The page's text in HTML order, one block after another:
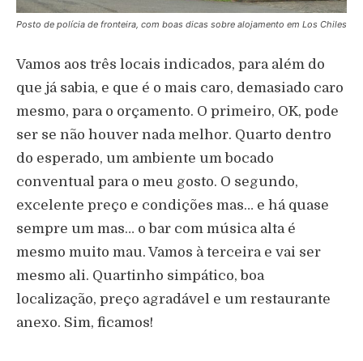
Posto de polícia de fronteira, com boas dicas sobre alojamento em Los Chiles
Vamos aos três locais indicados, para além do
que já sabia, e que é o mais caro, demasiado caro
mesmo, para o orçamento. O primeiro, OK, pode
ser se não houver nada melhor. Quarto dentro
do esperado, um ambiente um bocado
conventual para o meu gosto. O segundo,
excelente preço e condições mas… e há quase
sempre um mas… o bar com música alta é
mesmo muito mau. Vamos à terceira e vai ser
mesmo ali. Quartinho simpático, boa
localização, preço agradável e um restaurante
anexo. Sim, ficamos!